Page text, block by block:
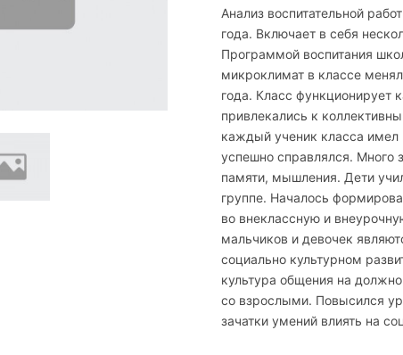
Анализ воспитательной
года. Включает в себя
Программой воспитания
микроклимат в классе
года. Класс функционирует
привлекались к
каждый ученик класса имел
успешно справлялся. Много
памяти, мышления. Дети
группе. Началось
во внеклассную и
мальчиков и девочек
социально культурном
культура общения на
со взрослыми. Повысился
зачатки умений влиять на